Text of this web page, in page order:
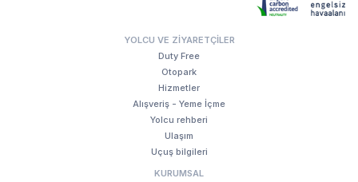
YOLCU VE ZIYARETÇILER
Duty Free
Otopark
Hizmetler
Alışveriş - Yeme İçme
Yolcu rehberi
Ulaşım
Uçuş bilgileri
KURUMSAL